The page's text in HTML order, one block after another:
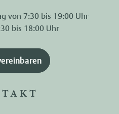
von 7:30 bis 19:00 Uhr
bis 18:00 Uhr